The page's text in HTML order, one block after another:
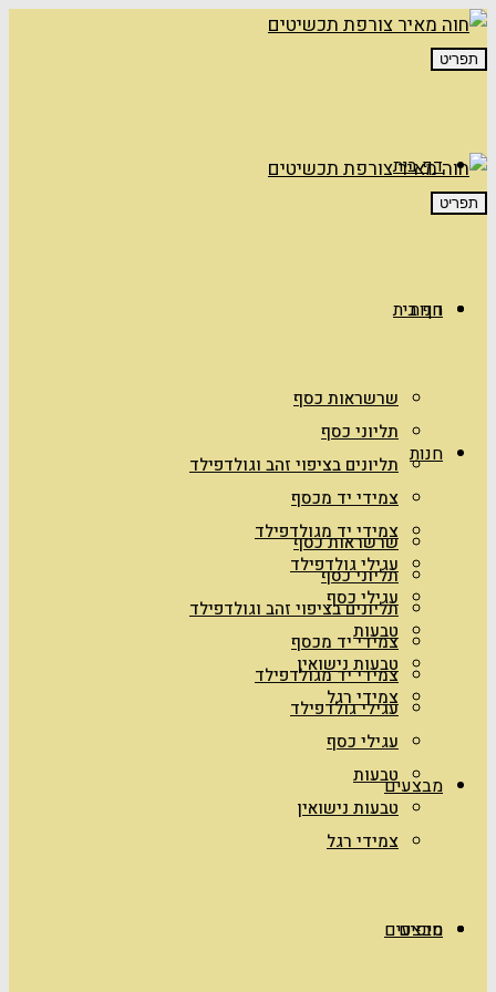
תפריט
דף בית
חנות
שרשראות כסף
תליוני כסף
תליונים בציפוי זהב וגולדפילד
צמידי יד מכסף
צמידי יד מגולדפילד
עגילי גולדפילד
עגילי כסף
טבעות
טבעות נישואין
צמידי רגל
מבצעים
טיפים
תפריט
דף בית
חנות
שרשראות כסף
תליוני כסף
תליונים בציפוי זהב וגולדפילד
צמידי יד מכסף
צמידי יד מגולדפילד
עגילי גולדפילד
עגילי כסף
טבעות
טבעות נישואין
צמידי רגל
מבצעים